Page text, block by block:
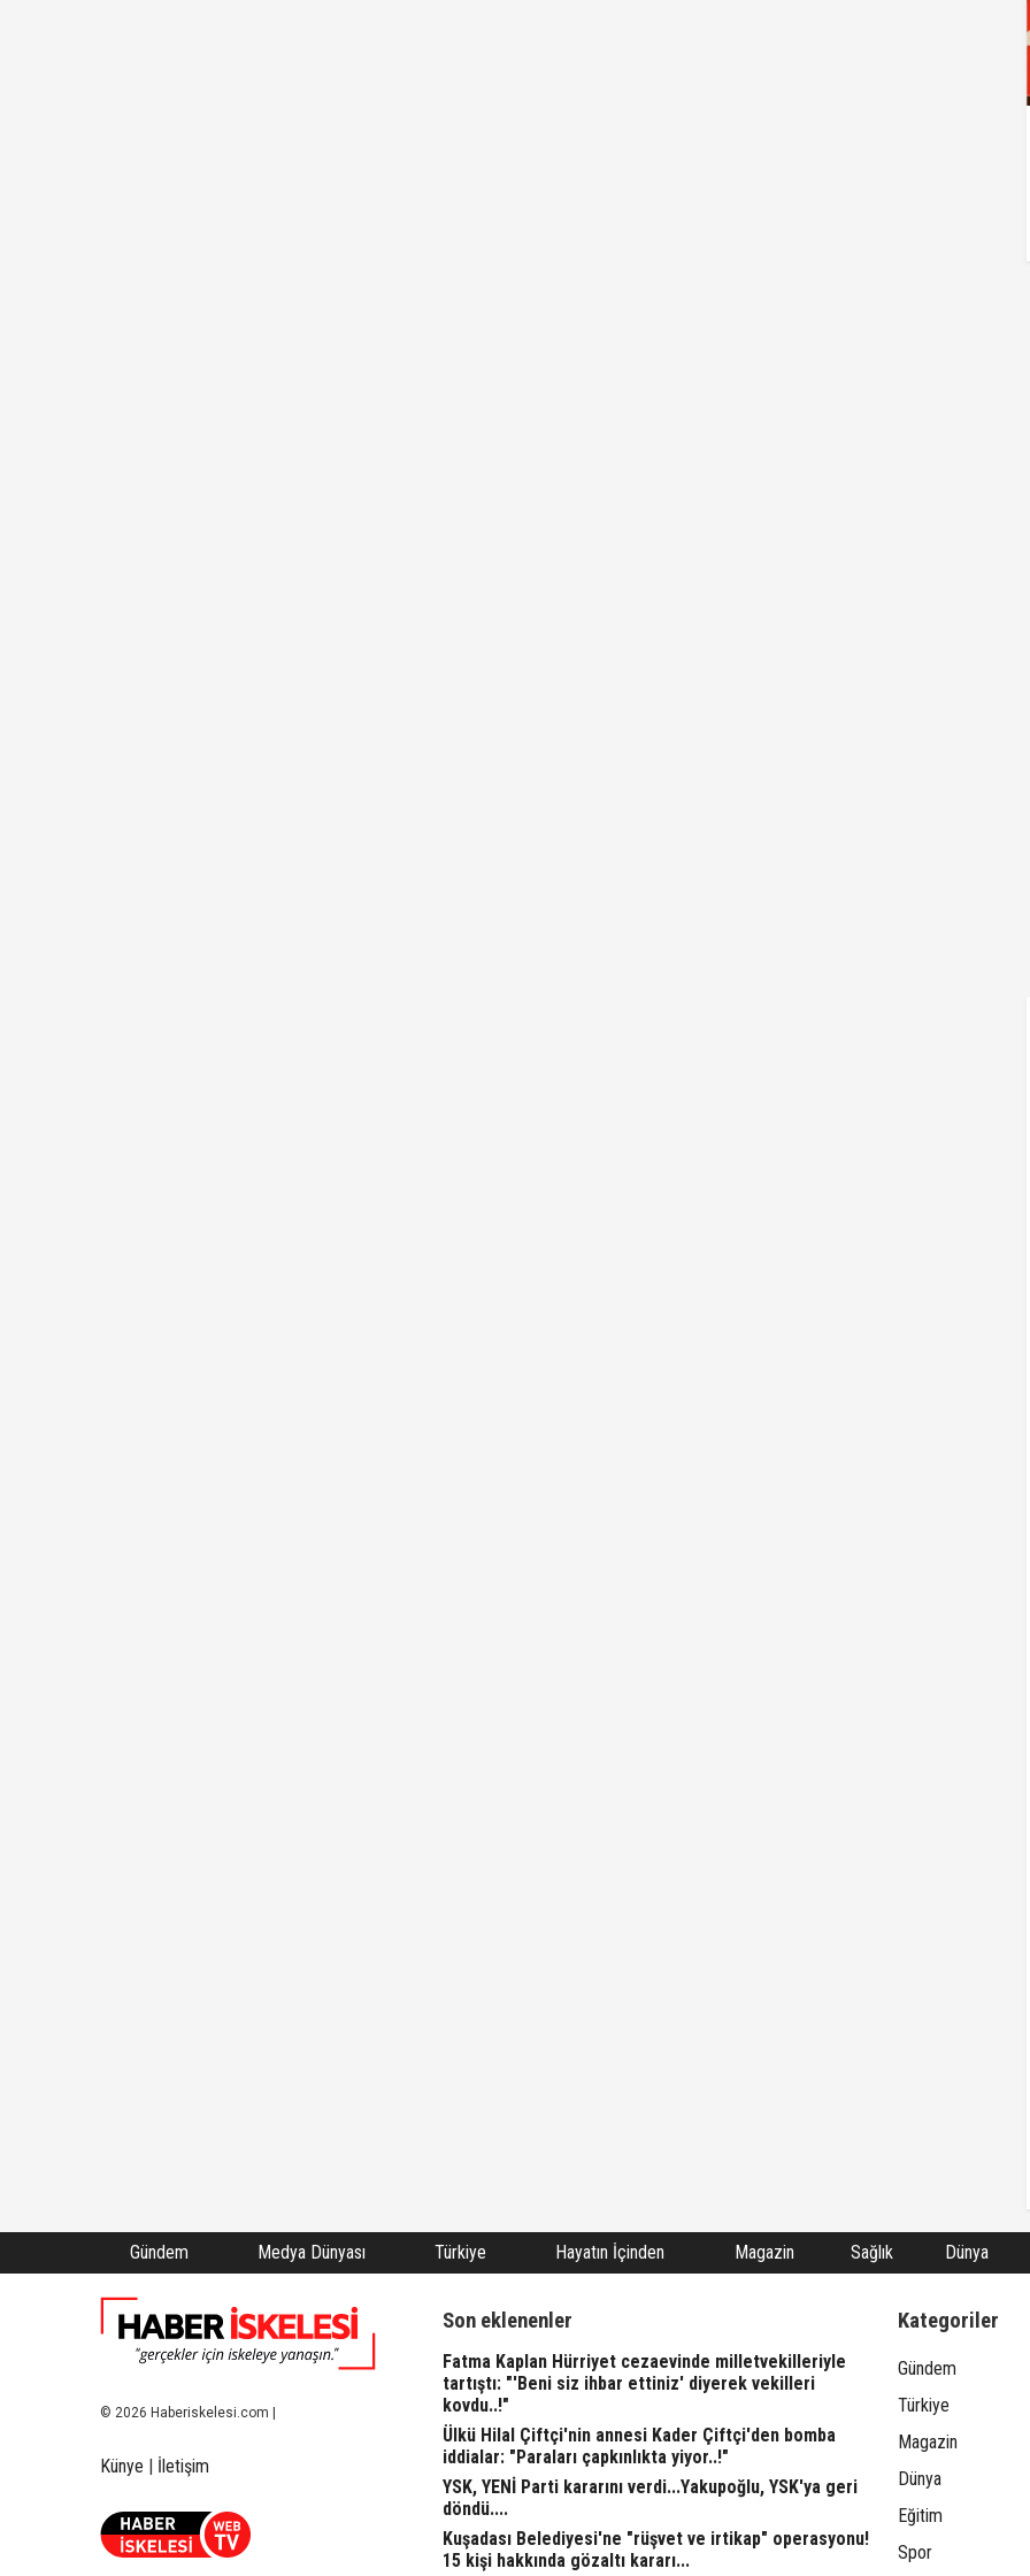
Gündem Medya Dünyası Türkiye Hayatın İçinden Magazin Sağlık Dünya
© 2026 Haberiskelesi.com |
Künye | İletişim
Son eklenenler
Fatma Kaplan Hürriyet cezaevinde milletvekilleriyle
tartıştı: "'Beni siz ihbar ettiniz' diyerek vekilleri
kovdu..!"
Ülkü Hilal Çiftçi'nin annesi Kader Çiftçi'den bomba
iddialar: "Paraları çapkınlıkta yiyor..!"
YSK, YENİ Parti kararını verdi...Yakupoğlu, YSK'ya geri
döndü....
Kuşadası Belediyesi'ne "rüşvet ve irtikap" operasyonu!
15 kişi hakkında gözaltı kararı...
Kategoriler
Gündem
Türkiye
Magazin
Dünya
Eğitim
Spor